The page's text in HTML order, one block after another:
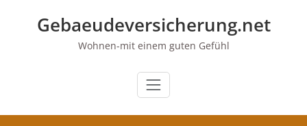
Gebaeudeversicherung.net
Wohnen-mit einem guten Gefühl